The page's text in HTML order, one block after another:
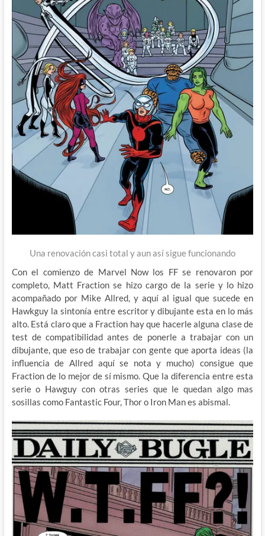
Una renovación casi total y aun así sigue funcionando
Con el comienzo de Marvel Now los FF se renovaron por
completo, Matt Fraction se hizo cargo de la serie y lo hizo
acompañado por Mike Allred, y aquí al igual que sucede en
Hawkguy la sintonía entre escritor y dibujante esta en lo más
alto. Está claro que a Fraction hay que hacerle alguna clase de
test de compatibilidad antes de ponerle a trabajar con un
dibujante, que eso de trabajar con gente que aporta ideas (la
influencia de Allred aquí se nota y mucho) consigue que
Fraction de lo mejor de sí mismo. Que la diferencia entre esta
serie o Hawguy con otras series que le quedan algo mas
sosillas como Fantastic Four, Thor o Iron Man es abismal.